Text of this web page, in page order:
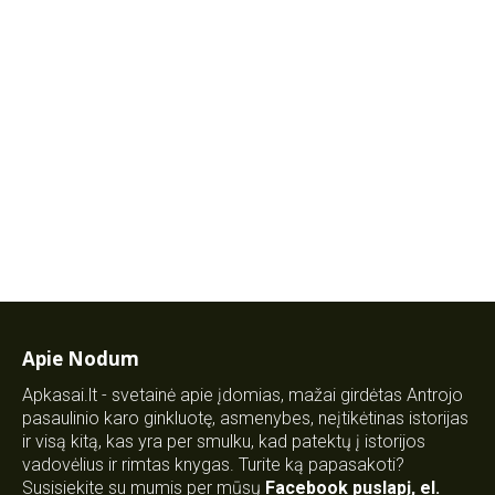
Apie Nodum
Apkasai.lt - svetainė apie įdomias, mažai girdėtas Antrojo
pasaulinio karo ginkluotę, asmenybes, neįtikėtinas istorijas
ir visą kitą, kas yra per smulku, kad patektų į istorijos
vadovėlius ir rimtas knygas. Turite ką papasakoti?
Susisiekite su mumis per mūsų Facebook puslapį, el.